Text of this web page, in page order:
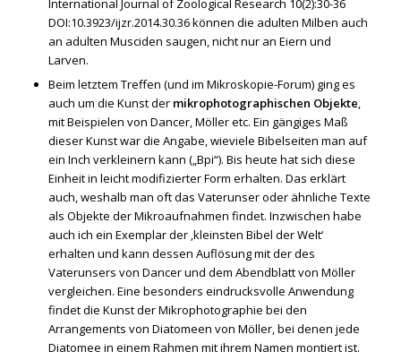
International Journal of Zoological Research 10(2):30-36
DOI:10.3923/ijzr.2014.30.36 können die adulten Milben auch
an adulten Musciden saugen, nicht nur an Eiern und
Larven.
Beim letztem Treffen (und im Mikroskopie-Forum) ging es
auch um die Kunst der mikrophotographischen Objekte,
mit Beispielen von Dancer, Möller etc. Ein gängiges Maß
dieser Kunst war die Angabe, wieviele Bibelseiten man auf
ein Inch verkleinern kann („Bpi“). Bis heute hat sich diese
Einheit in leicht modifizierter Form erhalten. Das erklärt
auch, weshalb man oft das Vaterunser oder ähnliche Texte
als Objekte der Mikroaufnahmen findet. Inzwischen habe
auch ich ein Exemplar der ‚kleinsten Bibel der Welt‘
erhalten und kann dessen Auflösung mit der des
Vaterunsers von Dancer und dem Abendblatt von Möller
vergleichen. Eine besonders eindrucksvolle Anwendung
findet die Kunst der Mikrophotographie bei den
Arrangements von Diatomeen von Möller, bei denen jede
Diatomee in einem Rahmen mit ihrem Namen montiert ist.